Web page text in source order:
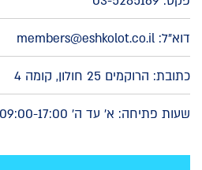
דוא"ל: members@eshkolot.co.il
כתובת: הרוקמים 25 חולון, קומה 4
שעות פתיחה: א' עד ה' 09:00-17:00